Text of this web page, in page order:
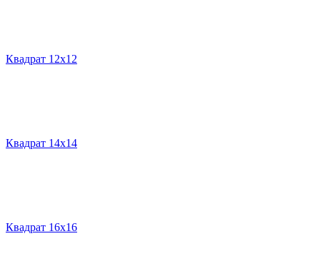
Квадрат 12х12
Квадрат 14х14
Квадрат 16х16